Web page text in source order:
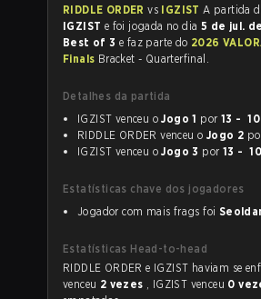
RIDDLE ORDERvs IGZIST
IGZIST
e foi jogada no dia 5 de jul.
Best of 3 e faz parte do 2026
Finals Bracket - Quarterfinal.
Detalhes da partida
IGZIST venceu oJogo 1 por 13 - 10
RIDDLE ORDER venceu o Jogo 2
IGZIST venceu oJogo 3 por 13 - 10
Estatísticas chave dos jogadores
Jogador com mais frags foi
Estatísticas Head-to-head
RIDDLE
venceu 2 vezes , IGZIST venceu 0